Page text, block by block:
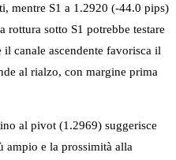
mentre S1 a 1.2920 (-44.0 pips)
sotto S1 potrebbe testare
canale ascendente favorisca il
al rialzo, con margine prima
al pivot (1.2969) suggerisce
ampio e la prossimità alla